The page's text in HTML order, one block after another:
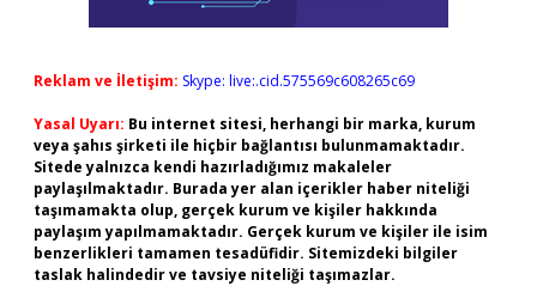
Reklam ve İletişim: Skype: live:.cid.575569c608265c69
Yasal Uyarı: Bu internet sitesi, herhangi bir marka, kurum
veya şahıs şirketi ile hiçbir bağlantısı bulunmamaktadır.
Sitede yalnızca kendi hazırladığımız makaleler
paylaşılmaktadır. Burada yer alan içerikler haber niteliği
taşımamakta olup, gerçek kurum ve kişiler hakkında
paylaşım yapılmamaktadır. Gerçek kurum ve kişiler ile isim
benzerlikleri tamamen tesadüfidir. Sitemizdeki bilgiler
taslak halindedir ve tavsiye niteliği taşımazlar.